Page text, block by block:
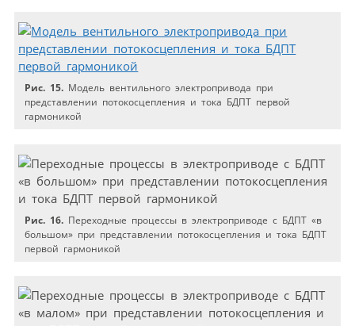
Рис. 15. Модель вентильного электропривода при
представлении потокосцепления и тока БДПТ первой
гармоникой
Рис. 16. Переходные процессы в электроприводе с БДПТ «в
большом» при представлении потокосцепления и тока БДПТ
первой гармоникой